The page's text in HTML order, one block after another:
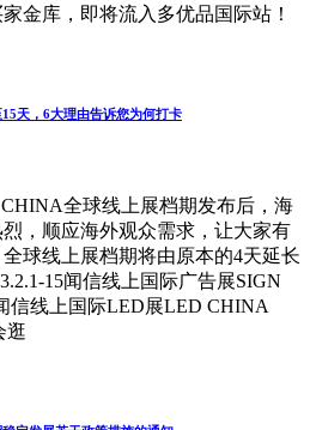
金库，即将流入多优品国际站！
天，6大理由告诉您为何打卡
全球线上展档期发布后，海
，顺应海外观众需求，让大家有
球线上展档期将由原本的4天延长
15闻信线上国际广告展SIGN
信线上国际LED展LED CHINA
逛